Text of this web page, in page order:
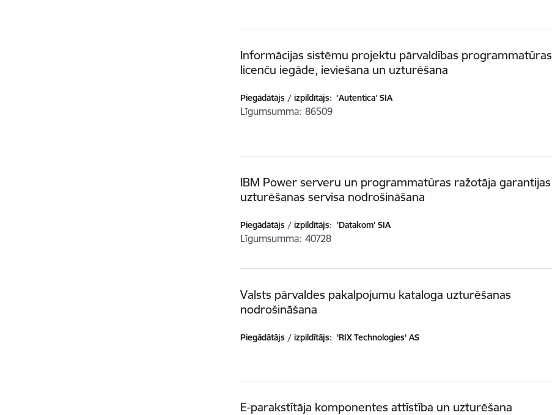
Informācijas sistēmu projektu pārvaldības programmatūras
licenču iegāde, ieviešana un uzturēšana
Piegādātājs / izpildītājs: 'Autentica' SIA
Līgumsumma 86509
IBM Power serveru un programmatūras ražotāja garantijas
uzturēšanas servisa nodrošināšana
Piegādātājs / izpildītājs: 'Datakom' SIA
Līgumsumma 40728
Valsts pārvaldes pakalpojumu kataloga uzturēšanas
nodrošināšana
Piegādātājs / izpildītājs: 'RIX Technologies' AS
E-parakstītāja komponentes attīstība un uzturēšana